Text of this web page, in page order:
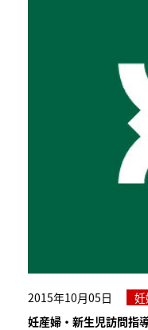
2015年10月05日
妊産婦・新生児訪問指